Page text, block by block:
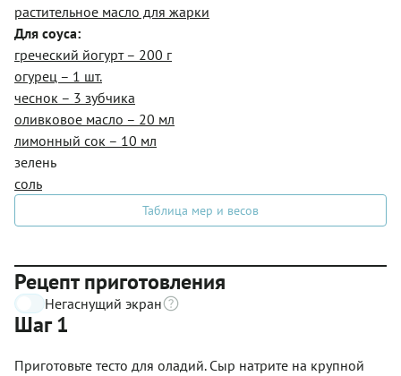
растительное масло для жарки
Для соуса:
греческий йогурт – 200 г
огурец – 1 шт.
чеснок – 3 зубчика
оливковое масло – 20 мл
лимонный сок – 10 мл
зелень
соль
Таблица мер и весов
Рецепт приготовления
Негаснущий экран
Шаг 1
Приготовьте тесто для оладий. Сыр натрите на крупной